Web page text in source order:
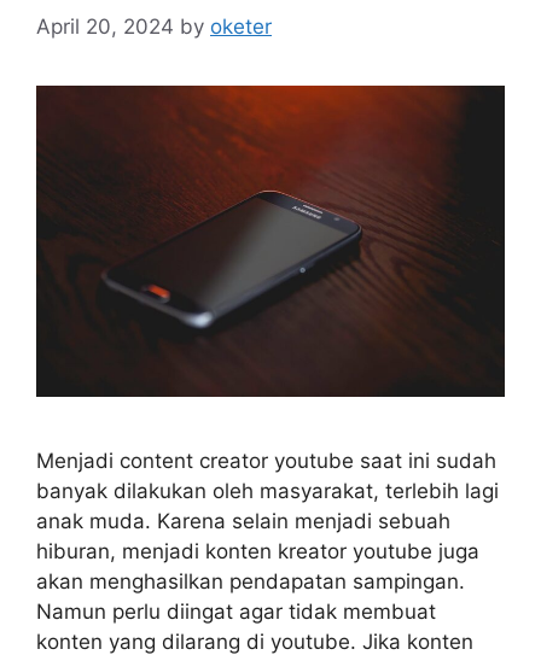
April 20, 2024 by oketer
Menjadi content creator youtube saat ini sudah
banyak dilakukan oleh masyarakat, terlebih lagi
anak muda. Karena selain menjadi sebuah
hiburan, menjadi konten kreator youtube juga
akan menghasilkan pendapatan sampingan.
Namun perlu diingat agar tidak membuat
konten yang dilarang di youtube. Jika konten